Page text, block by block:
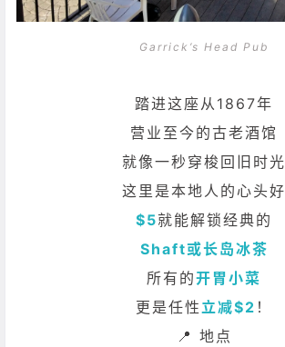
Garrick’s Head Pub
踏进这座从1867年
营业至今的古老酒馆
就像一秒穿梭回旧时光
这里是本地人的心头好
$5就能解锁经典的
Shaft或长岛冰茶
所有的开胃小菜
更是任性立减$2 ！
📍 地点